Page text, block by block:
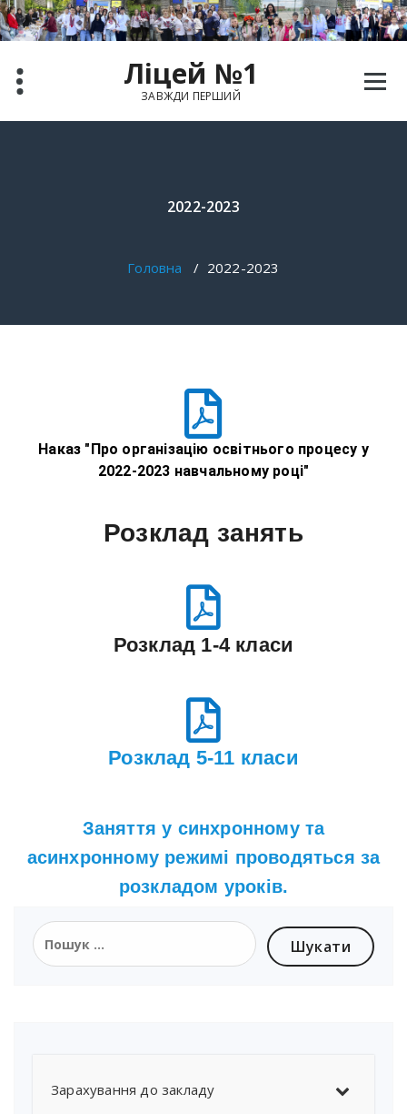
Ліцей №1
ЗАВЖДИ ПЕРШИЙ
2022-2023
Головна / 2022-2023
Наказ "Про організацію освітнього процесу у
2022-2023 навчальному році"
Розклад занять
Розклад 1-4 класи
Розклад 5-11 класи
Заняття у синхронному та
асинхронному режимі проводяться за
розкладом уроків.
Зарахування до закладу